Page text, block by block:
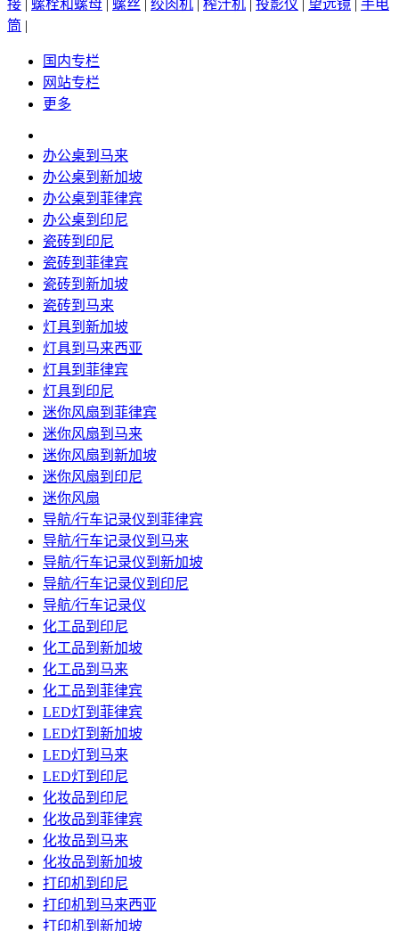
接 | 螺栓和螺母 | 螺丝 | 绞肉机 | 榨汁机 | 投影仪 | 望远镜 | 手电
筒 |
国内专栏
网站专栏
更多
办公桌到马来
办公桌到新加坡
办公桌到菲律宾
办公桌到印尼
瓷砖到印尼
瓷砖到菲律宾
瓷砖到新加坡
瓷砖到马来
灯具到新加坡
灯具到马来西亚
灯具到菲律宾
灯具到印尼
迷你风扇到菲律宾
迷你风扇到马来
迷你风扇到新加坡
迷你风扇到印尼
迷你风扇
导航/行车记录仪到菲律宾
导航/行车记录仪到马来
导航/行车记录仪到新加坡
导航/行车记录仪到印尼
导航/行车记录仪
化工品到印尼
化工品到新加坡
化工品到马来
化工品到菲律宾
LED灯到菲律宾
LED灯到新加坡
LED灯到马来
LED灯到印尼
化妆品到印尼
化妆品到菲律宾
化妆品到马来
化妆品到新加坡
打印机到印尼
打印机到马来西亚
打印机到新加坡